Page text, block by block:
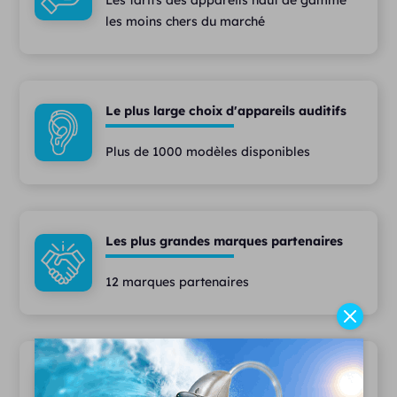
les moins chers du marché
Le plus large choix d'appareils auditifs
Plus de 1000 modèles disponibles
Les plus grandes marques partenaires
12 marques partenaires
Des services haut de gamme